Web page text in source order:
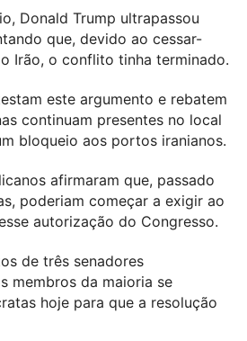
Donald Trump ultrapassou
que, devido ao cessar-
Irão, o conflito tinha terminado.
este argumento e rebatem
continuam presentes no local
bloqueio aos portos iranianos.
afirmaram que, passado
poderiam começar a exigir ao
autorização do Congresso.
de três senadores
membros da maioria se
hoje para que a resolução